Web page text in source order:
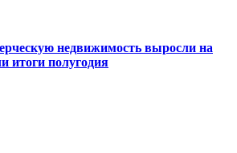
недвижимость выросли на
итоги полугодия